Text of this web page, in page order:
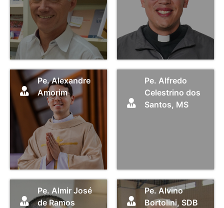
Pe. Alexandre
Amorim
Pe. Alfredo
Celestrino dos
Santos, MS
Pe. Almir José
de Ramos
Pe. Alvino
Bortolini, SDB